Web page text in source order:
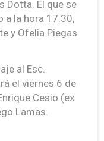
Dotta. El que se
a la hora 17:30,
y Ofelia Piegas
al Esc.
el viernes 6 de
Cesio (ex
Lamas.